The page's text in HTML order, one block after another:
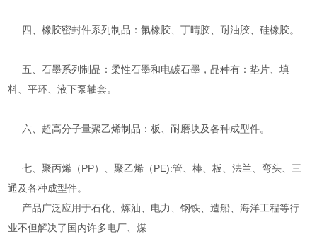
四、橡胶密封件系列制品：氟橡胶、丁晴胶、耐油胶、硅橡胶。
五、石墨系列制品：柔性石墨和电碳石墨，品种有：垫片、填
料、平环、液下泵轴套。
六、超高分子量聚乙烯制品：板、耐磨块及各种成型件。
七、聚丙烯（PP）、聚乙烯（PE):管、棒、板、法兰、弯头、三
通及各种成型件。
产品广泛应用于石化、炼油、电力、钢铁、造船、海洋工程等行
业不但解决了国内许多电厂、煤